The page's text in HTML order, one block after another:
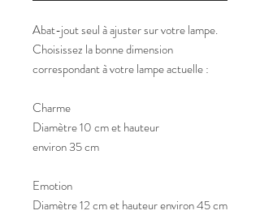
Abat-jout seul à ajuster sur votre lampe.
Choisissez la bonne dimension
correspondant à votre lampe actuelle :
Charme
Diamètre 10 cm et hauteur
environ 35 cm
Emotion
Diamètre 12 cm et hauteur environ 45 cm